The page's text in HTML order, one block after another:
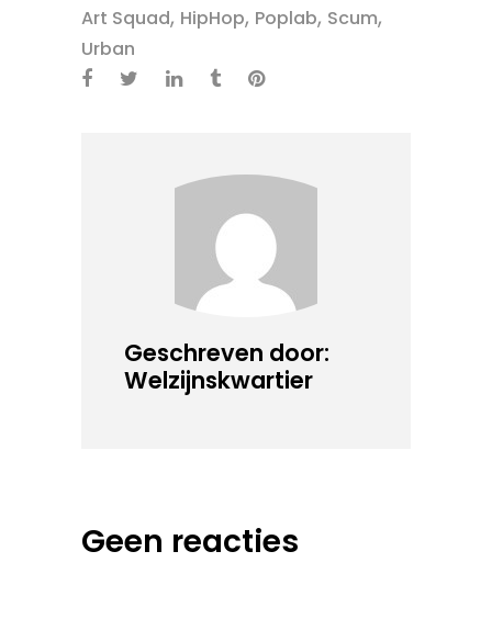
Art Squad, HipHop, Poplab, Scum,
Urban
Geschreven door:
Welzijnskwartier
Geen reacties